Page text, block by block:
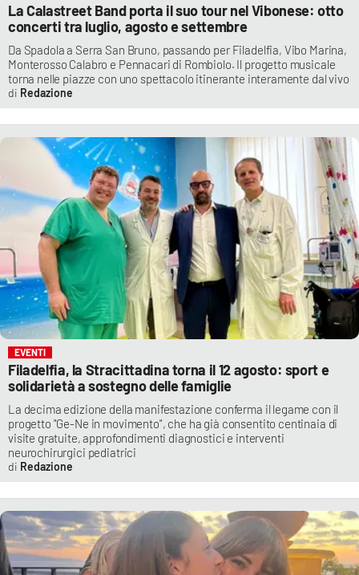
La Calastreet Band porta il suo tour nel Vibonese: otto
concerti tra luglio, agosto e settembre
Da Spadola a Serra San Bruno, passando per Filadelfia, Vibo Marina,
Monterosso Calabro e Pennacari di Rombiolo. Il progetto musicale
torna nelle piazze con uno spettacolo itinerante interamente dal vivo
Redazione
EVENTI
Filadelfia, la Stracittadina torna il 12 agosto: sport e
solidarietà a sostegno delle famiglie
La decima edizione della manifestazione conferma il legame con il
progetto "Ge-Ne in movimento", che ha già consentito centinaia di
visite gratuite, approfondimenti diagnostici e interventi
neurochirurgici pediatrici
Redazione